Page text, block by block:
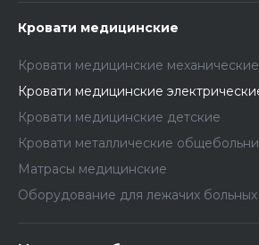
Кровати медицинские
Кровати медицинские механические
Кровати медицинские
Кровати медицинские детские
Кровати металлические
Матрасы медицинские
Оборудование для лежачих больных